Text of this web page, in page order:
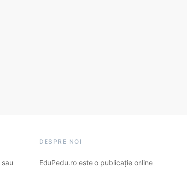
DESPRE NOI
EduPedu.ro este o publicație online